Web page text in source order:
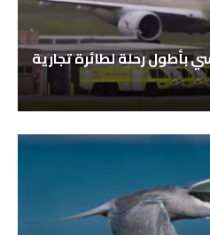
بأطول رحلة لطائرة تجارية